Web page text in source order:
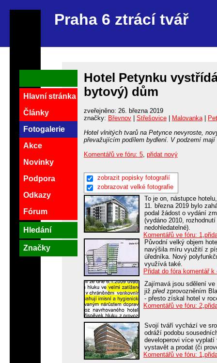
Praha 6 ztrácí tvář
Hotel Petynku
bytový) dům
zveřejněno: 26. března 2019
značky: Břevnov| Střešovice| Malovanka|
Hotel vlnitých tvarů na Petynce nevyroste,
převažujícím podílem bydlení. V podzemí
Komentářů ve fóru: 5, přidat nový
zobrazit popisky fotografií
zobrazovat velké fotografie
To je on, nástupce
11. března 2019 bylo
podal žádost o vydání
(vydáno 2010,
nedohledatelné).
Komentářů ve fóru: 1,
Původní velký objem
navýšila míru využití z
úředníka. Nový
využívá také.
Přidat do fóra komentář k
Zajímavá jsou sdělení
již předzprovozněním
- přesto získal hotel v
Komentářů ve fóru: 2,
Svojí tváří vychází ve
odráží podobu
developerovi více vyplatí
vystavět a prodat (či
Komentářů ve fóru: 1,
Hlavní stránka
Články
Fotogalerie
Akce
Novinky
Podpora
Odkazy
Fórum
Hledání
Značky